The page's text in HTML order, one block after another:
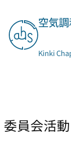
を
ス
空気
Kinki
委員会活動